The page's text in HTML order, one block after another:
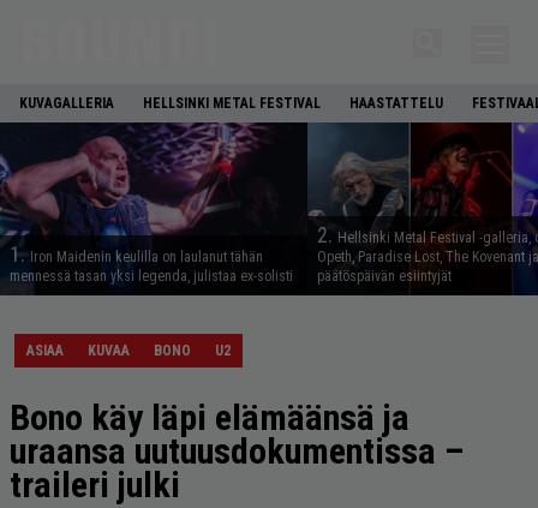
KUVAGALLERIA HELLSINKI METAL FESTIVAL HAASTATTELU
1. Iron Maidenin keulilla on laulanut tähän
mennessä tasan yksi legenda, julistaa ex-solisti
2. Hellsinki Metal Festival -galleria,
Opeth, Paradise Lost, The Kovenant
päätöspäivän esiintyjät
ASIAA KUVAA BONO U2
Bono käy läpi elämäänsä ja
uraansa uutuusdokumentissa –
traileri julki